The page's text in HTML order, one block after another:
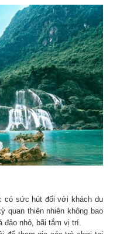
có sức hút đối với khách du
quan thiên nhiên không bao
đảo nhỏ, bãi tắm vị trí.